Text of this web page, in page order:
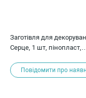
Заготівля для
Серце, 1 шт, пінопласт,
Повідомити про